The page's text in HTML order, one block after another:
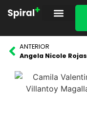
ANTERIOR